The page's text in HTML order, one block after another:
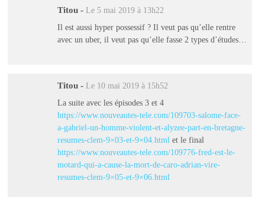
Titou - Le 5 mai 2019 à 13h22
Il est aussi hyper possessif ? Il veut pas qu’elle rentre
avec un uber, il veut pas qu’elle fasse 2 types d’études…
Titou - Le 10 mai 2019 à 15h52
La suite avec les épisodes 3 et 4
https://www.nouveautes-tele.com/109703-salome-face-
a-gabriel-un-homme-violent-et-alyzee-part-en-bretagne-
resumes-clem-9×03-et-9×04.html et le final
https://www.nouveautes-tele.com/109776-fred-est-le-
motard-qui-a-cause-la-mort-de-caro-adrian-vire-
resumes-clem-9×05-et-9×06.html